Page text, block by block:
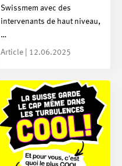
Swissmem avec des
intervenants de haut niveau,
…
Article | 12.06.2025